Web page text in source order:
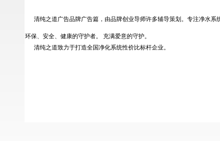
清纯之道广告品牌广告篇，由品牌创业导师许多辅导策划。专注净水系
环保、安全、健康的守护者。 充满爱意的守护。
清纯之道致力于打造全国净化系统性价比标杆企业。